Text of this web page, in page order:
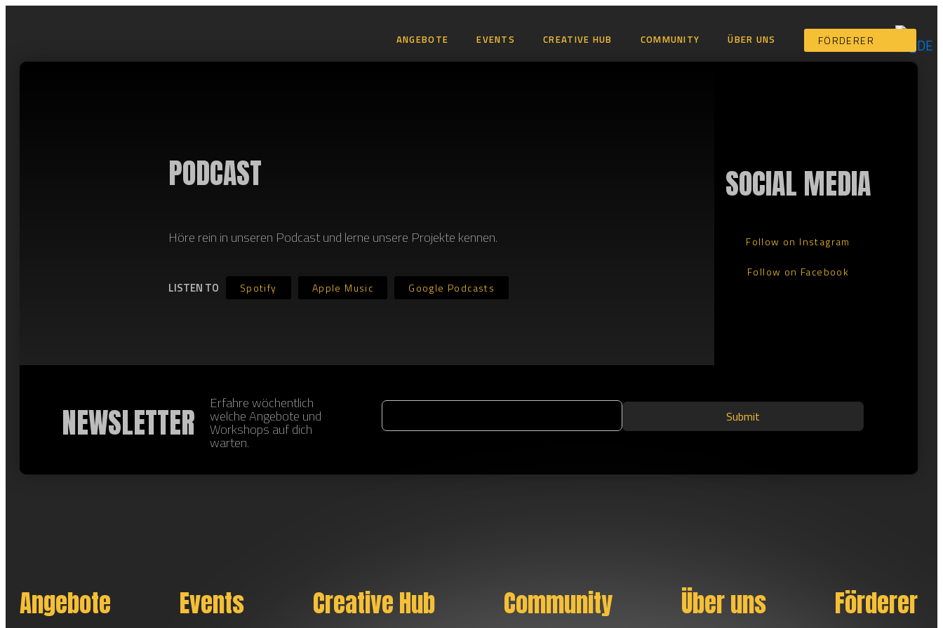
ANGEBOTE EVENTS CREATIVE HUB COMMUNITY ÜBER UNS FÖRDERER
PODCAST
Höre rein in unseren Podcast und lerne unsere Projekte kennen.
LISTEN TO Spotify Apple Music Google Podcasts
SOCIAL MEDIA
Follow on Instagram
Follow on Facebook
NEWSLETTER Erfahre wöchentlich
welche Angebote und
Workshops auf dich
warten.
Submit
Angebote Events Creative Hub Community Über uns Förderer